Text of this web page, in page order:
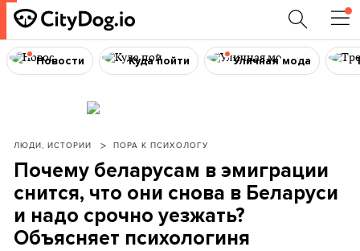
Новости Куда пойти Уличная мода
ЛЮДИ, ИСТОРИИ ПОРА К ПСИХОЛОГУ
Почему беларусам в эмиграции
снится, что они снова в Беларуси
и надо срочно уезжать?
Объясняет психологиня